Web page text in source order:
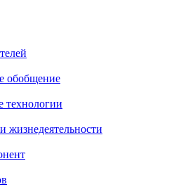
обобщение
технологии
жизнедеятельности